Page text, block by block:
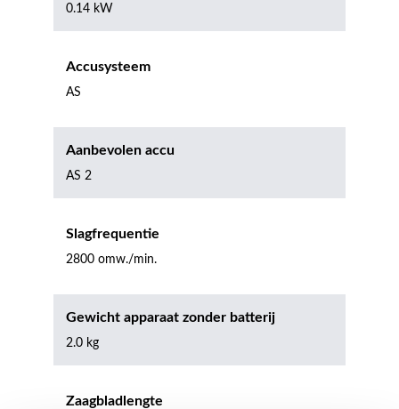
0.14 kW
Accusysteem
AS
Aanbevolen accu
AS 2
Slagfrequentie
2800 omw./min.
Gewicht apparaat zonder batterij
2.0 kg
Zaagbladlengte